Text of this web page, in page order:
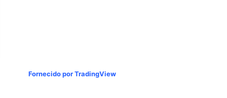
Fornecido por TradingView